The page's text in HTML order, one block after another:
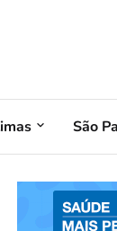
São